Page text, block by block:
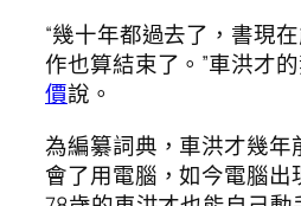
“幾十年都過去了，書現
作也算結束了。”車洪才
價說。
為編纂詞典，車洪才幾年
會了用電腦，如今電腦出